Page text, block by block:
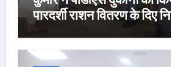
पारदर्शी राशन वितरण के दिए